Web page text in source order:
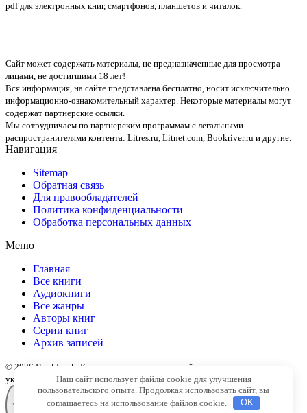
pdf для электронных книг, смартфонов, планшетов и читалок.
Сайт может содержать материалы, не предназначенные для просмотра
лицами, не достигшими 18 лет!
Вся информация, на сайте представлена бесплатно, носит исключительно
информационно-ознакомительный характер. Некоторые материалы могут
содержат партнерские ссылки.
Мы сотрудничаем по партнерским программам с легальными
распространителями контента: Litres.ru, Litnet.com, Bookriver.ru и другие.
Навигация
Sitemap
Обратная связь
Для правообладателей
Политика конфиденциальности
Обработка персональных данных
Меню
Главная
Все книги
Аудиокниги
Все жанры
Авторы книг
Серии книг
Архив записей
© 2026 BookLook. Копирование материалов сайта разрешено только с
указанием активной ссылки на источник
Наш сайт использует файлы cookie для улучшения
пользовательского опыта. Продолжая использовать сайт, вы
соглашаетесь на использование файлов cookie.
OK